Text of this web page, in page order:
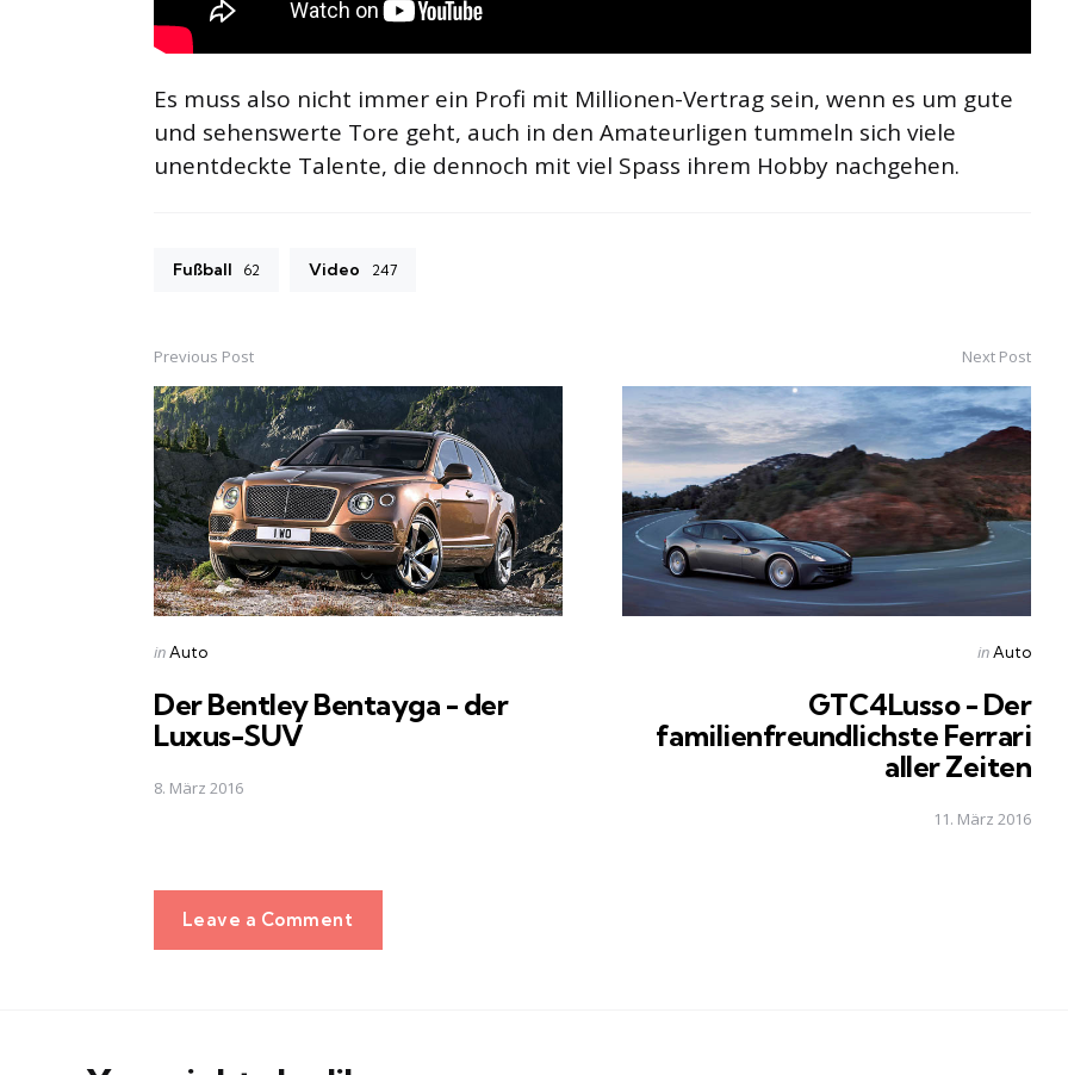
Es muss also nicht immer ein Profi mit Millionen-Vertrag sein, wenn es um gute
und sehenswerte Tore geht, auch in den Amateurligen tummeln sich viele
unentdeckte Talente, die dennoch mit viel Spass ihrem Hobby nachgehen.
Fußball 62 Video 247
Post
navigation
Previous Post
Posted
inAuto
Der Bentley Bentayga - der
Luxus-SUV
8. März 2016
Next Post
Posted
inAuto
GTC4Lusso - Der
familienfreundlichste Ferrari
aller Zeiten
11. März 2016
Leave a Comment